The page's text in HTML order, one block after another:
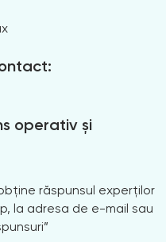
operativ și
răspunsul experților
la adresa de e-mail sau